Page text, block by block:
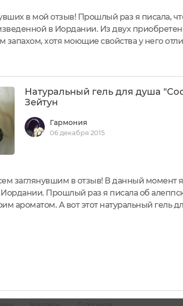
в мой отзыв! Прошлый раз я писала,
в Иордании. Из двух
запахом, хотя моющие свойства у него
Натуральный гель для душа
Зейтун
Гармония
06 декабря 2015
заглянувшим в отзыв! В данный момент
Иордании. Прошлый раз я писала об
ароматом. А вот этот натуральный гель